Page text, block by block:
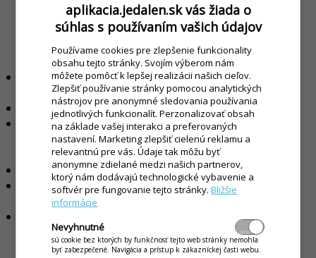
druhy aktivujete alebo deaktivujete tento druh.
Aplikácia ďalej pracuje iba s aktívnymi druhmi a
stravníkov je možné prihlasovať iba na tieto druhy
stravy.
poradie - v akom poradí budú jedlá zobrazované
(napríklad na jedálnom lístku).
názov - je možné zmeniť názov druhu jedla.
počet jedál - maximálny počet jedál daného druhu
(napríklad ak používate viacej obedov, konkrétne
Obed 1 a Obed 2, zadajte počet jedál 2).
výživový faktor - výživový faktor daného druhu jedla.
druh výdaja - odkiaľ budú vydané suroviny na dané
farba - ktorou chcete aby bolo reprezentované jedlo.
Sprehľadníte tak niektoré zobrazenia druhov jedál
(napríklad pri prihlasovaní na stravu).
aplikacia.jedalen.sk vás žiada o
súhlas s používaním vašich údajov
Používame cookies pre zlepšenie funkcionality
obsahu tejto stránky. Svojím výberom nám
môžete pomôcť k lepšej realizácii našich cieľov.
Zlepšiť používanie stránky pomocou analytických
nástrojov pre anonymné sledovania používania
jednotlivých funkcionalít. Perzonalizovať obsah
na základe vašej interakci a preferovaných
nastavení. Marketing zlepšiť cielenú reklamu a
relevantnú pre vás. Údaje tak môžu byť
anonymne zdielané medzi našich partnerov,
ktorý nám dodávajú technologické vybavenie a
softvér pre fungovanie tejto stránky.Bližšie
informácie
Nevyhnutné
sú cookie bez ktorých by funkčnosť tejto web stránky nemohla
byť zabezpečené. Navigácia a prístup k zákazníckej časti webu.